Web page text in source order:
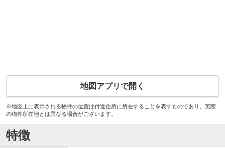
地図アプリで開く
※地図上に表示される物件の位置は付近住所に所在することを表すものであり、実際
の物件所在地とは異なる場合がございます。
特徴